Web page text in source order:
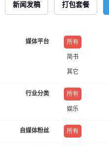
新闻发稿 打包套餐
媒体平台 所有
简书
其它
行业分类 所有
娱乐
自媒体粉丝 所有